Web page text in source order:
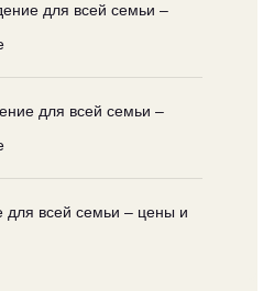
для всей семьи –
для всей семьи –
для всей семьи – цены и